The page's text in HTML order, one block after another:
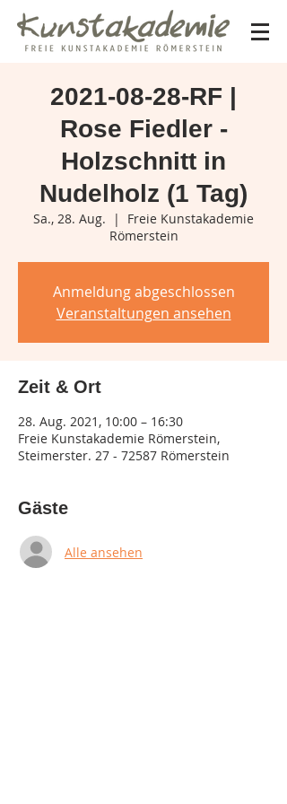
2021-08-28-RF |
Rose Fiedler -
Holzschnitt in
Nudelholz (1 Tag)
Sa., 28. Aug.
  |
Freie Kunstakademie
Römerstein
Anmeldung abgeschlossen
Veranstaltungen ansehen
Zeit & Ort
28. Aug. 2021, 10:00 – 16:30
Freie Kunstakademie Römerstein,
Steimerster. 27 - 72587 Römerstein
Gäste
Alle ansehen